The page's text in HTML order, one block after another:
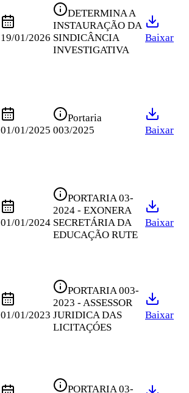
19/01/2026
DETERMINA A
INSTAURAÇÃO DA
SINDICÂNCIA
INVESTIGATIVA
Baixar
01/01/2025
Portaria
003/2025
Baixar
01/01/2024
PORTARIA 03-
2024 - EXONERA
SECRETÁRIA DA
EDUCAÇÃO RUTE
Baixar
01/01/2023
PORTARIA 003-
2023 - ASSESSOR
JURIDICA DAS
LICITAÇÓES
Baixar
PORTARIA 03-